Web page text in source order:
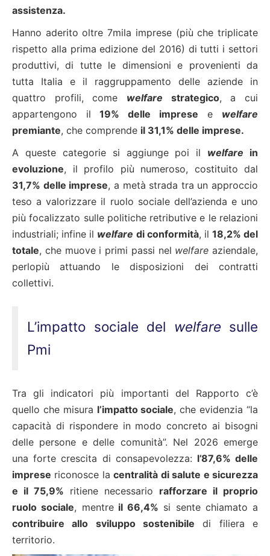
assistenza.
Hanno aderito oltre 7mila imprese (più che triplicate
rispetto alla prima edizione del 2016) di tutti i settori
produttivi, di tutte le dimensioni e provenienti da
tutta Italia e il raggruppamento delle aziende in
quattro profili, come welfare strategico, a cui
appartengono il 19% delle imprese e welfare
premiante, che comprende il 31,1% delle imprese.
A queste categorie si aggiunge poi il welfare in
evoluzione, il profilo più numeroso, costituito dal
31,7% delle imprese, a metà strada tra un approccio
teso a valorizzare il ruolo sociale dell’azienda e uno
più focalizzato sulle politiche retributive e le relazioni
industriali; infine il welfare di conformità, il 18,2% del
totale, che muove i primi passi nel welfare aziendale,
perlopiù attuando le disposizioni dei contratti
collettivi.
L’impatto sociale del welfare sulle
Pmi
Tra gli indicatori più importanti del Rapporto c’è
quello che misura l’impatto sociale, che evidenzia “la
capacità di rispondere in modo concreto ai bisogni
delle persone e delle comunità”. Nel 2026 emerge
una forte crescita di consapevolezza: l’87,6% delle
imprese riconosce lacentralità di salute e sicurezza
e il 75,9% ritiene necessario rafforzare il proprio
ruolo sociale, mentreil 66,4% si sente chiamato a
contribuire allo sviluppo sostenibile di filiera e
territorio.